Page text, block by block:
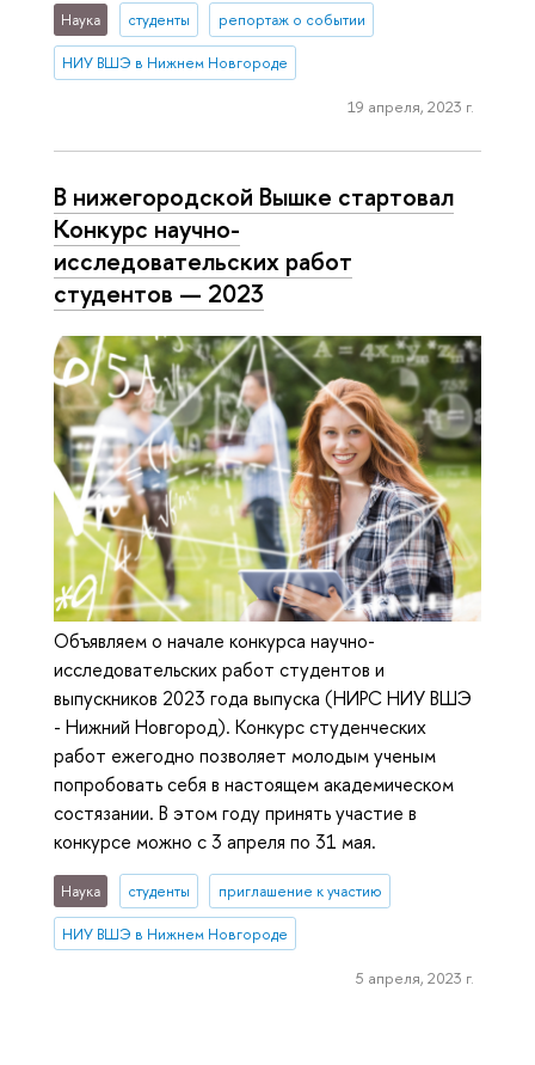
Наука студенты репортаж о событии
НИУ ВШЭ в Нижнем Новгороде
19 апреля, 2023 г.
В нижегородской Вышке стартовал
Конкурс научно-
исследовательских работ
студентов — 2023
Объявляем о начале конкурса научно-
исследовательских работ студентов и
выпускников 2023 года выпуска (НИРС НИУ ВШЭ
- Нижний Новгород). Конкурс студенческих
работ ежегодно позволяет молодым ученым
попробовать себя в настоящем академическом
состязании. В этом году принять участие в
конкурсе можно с 3 апреля по 31 мая.
Наука студенты приглашение к участию
НИУ ВШЭ в Нижнем Новгороде
5 апреля, 2023 г.